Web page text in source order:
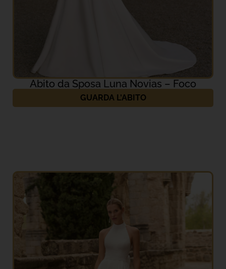
Abito da Sposa Luna Novias – Foco
GUARDA L'ABITO